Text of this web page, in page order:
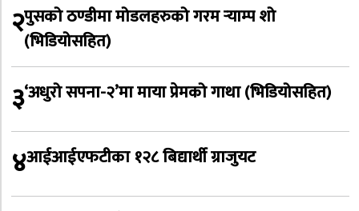
२पुसको ठण्डीमा मोडलहरुको गरम र्‍याम्प शो
(भिडियोसहित)
३‘अधुरो सपना-२’मा माया प्रेमको गाथा (भिडियोसहित)
४आईआईएफटीका १२८ बिद्यार्थी ग्राजुयट